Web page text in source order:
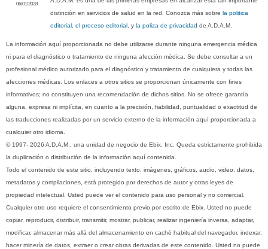
06/01/2028
distinción en servicios de salud en la red. Conozca más sobrela politica
editorial, el proceso editorial , yla poliza de privacidad de A.D.A.M.
La información aquí proporcionada no debe utilizarse durante ninguna emergencia médica
ni para el diagnóstico o tratamiento de ninguna afección médica. Se debe consultar a un
profesional médico autorizado para el diagnóstico y tratamiento de cualquiera y todas las
afecciones médicas. Los enlaces a otros sitios se proporcionan únicamente con fines
informativos; no constituyen una recomendación de dichos sitios. No se ofrece garantía
alguna, expresa ni implícita, en cuanto a la precisión, fiabilidad, puntualidad o exactitud de
las traducciones realizadas por un servicio externo de la información aquí proporcionada a
cualquier otro idioma.
© 1997- 2026 A.D.A.M., una unidad de negocio de Ebix, Inc. Queda estrictamente prohibida
la duplicación o distribución de la información aquí contenida.
Todo el contenido de este sitio, incluyendo texto, imágenes, gráficos, audio, video, datos,
metadatos y compilaciones, está protegido por derechos de autor y otras leyes de
propiedad intelectual. Usted puede ver el contenido para uso personal y no comercial.
Cualquier otro uso requiere el consentimiento previo por escrito de Ebix. Usted no puede
copiar, reproducir, distribuir, transmitir, mostrar, publicar, realizar ingeniería inversa, adaptar,
modificar, almacenar más allá del almacenamiento en caché habitual del navegador, indexar,
hacer minería de datos, extraer o crear obras derivadas de este contenido. Usted no puede